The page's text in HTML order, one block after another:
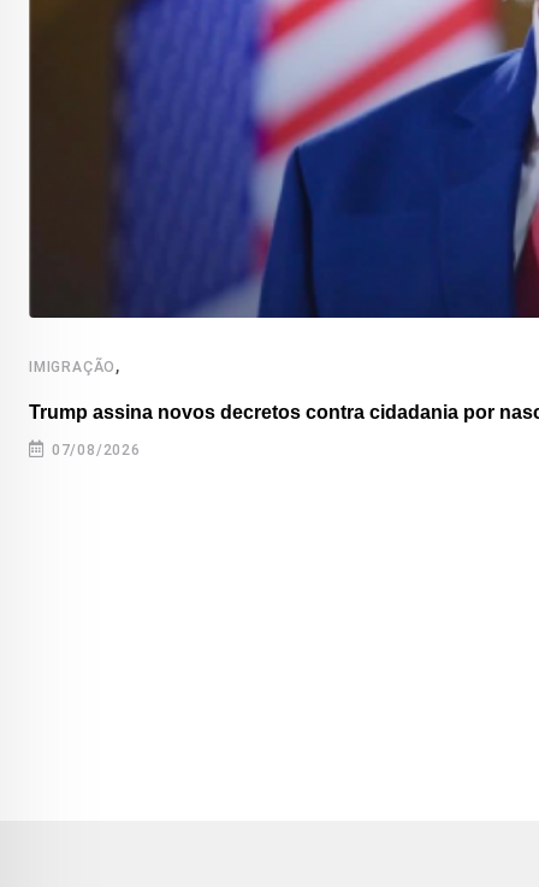
IMIGRAÇÃO ,
Trump assina novos decretos contra cidadania por
07/08/2026